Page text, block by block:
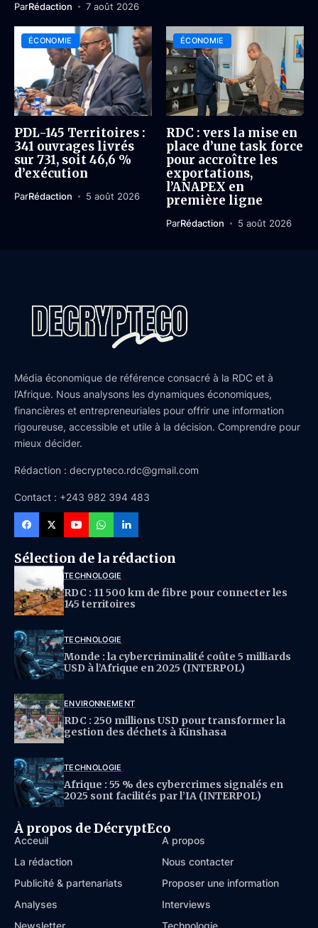
ParRédaction 7 août 2026
ÉCONOMIE
PDL-145 Territoires :
341 ouvrages livrés
sur 731, soit 46,6 %
d’exécution
ParRédaction 5 août 2026
ÉCONOMIE
RDC : vers la mise en
place d’une task force
pour accroître les
exportations,
l’ANAPEX en
première ligne
ParRédaction 5 août 2026
Média économique de référence consacré à la RDC et à
l’Afrique. Nous analysons les dynamiques économiques,
financières et entrepreneuriales pour offrir une information
rigoureuse, accessible et utile à la décision. Comprendre pour
mieux décider.
Rédaction : decrypteco.rdc@gmail.com
Contact : +243 982 394 483
Sélection de la rédaction
TECHNOLOGIE
RDC : 11 500 km de fibre pour connecter les
145 territoires
TECHNOLOGIE
Monde : la cybercriminalité coûte 5 milliards
USD à l’Afrique en 2025 (INTERPOL)
ENVIRONNEMENT
RDC : 250 millions USD pour transformer la
gestion des déchets à Kinshasa
TECHNOLOGIE
Afrique : 55 % des cybercrimes signalés en
2025 sont facilités par l’IA (INTERPOL)
À propos de DécryptEco
Acceuil
À propos
La rédaction
Nous contacter
Publicité & partenariats
Proposer une information
Analyses
Interviews